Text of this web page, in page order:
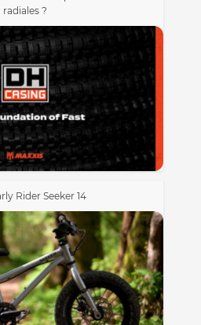
radiales ?
Rider Seeker 14